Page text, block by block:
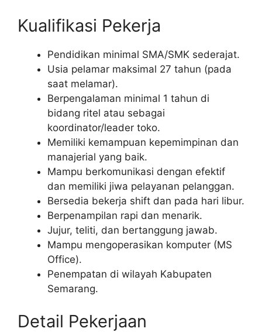
Kualifikasi Pekerja
Pendidikan minimal SMA/SMK sederajat.
Usia pelamar maksimal 27 tahun (pada
saat melamar).
Berpengalaman minimal 1 tahun di
bidang ritel atau sebagai
koordinator/leader toko.
Memiliki kemampuan kepemimpinan dan
manajerial yang baik.
Mampu berkomunikasi dengan efektif
dan memiliki jiwa pelayanan pelanggan.
Bersedia bekerja shift dan pada hari libur.
Berpenampilan rapi dan menarik.
Jujur, teliti, dan bertanggung jawab.
Mampu mengoperasikan komputer (MS
Office).
Penempatan di wilayah Kabupaten
Semarang.
Detail Pekerjaan